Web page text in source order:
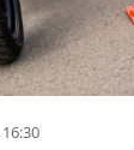
16:30